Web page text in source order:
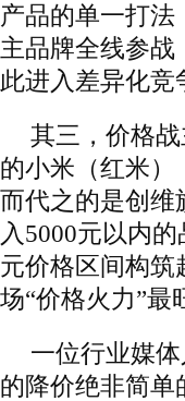
产品的单一打
主品牌全线参战
此进入差异化
其三，价格
的小米（红米
而代之的是创维
入5000元以内
元价格区间构筑
场“价格火力”最
一位行业媒
的降价绝非简单